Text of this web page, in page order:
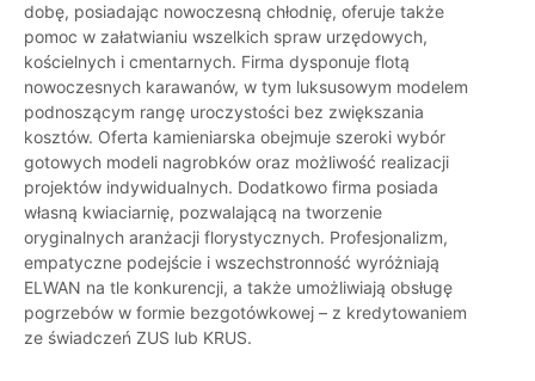
dobę, posiadając nowoczesną chłodnię, oferuje także
pomoc w załatwianiu wszelkich spraw urzędowych,
kościelnych i cmentarnych. Firma dysponuje flotą
nowoczesnych karawanów, w tym luksusowym modelem
podnoszącym rangę uroczystości bez zwiększania
kosztów. Oferta kamieniarska obejmuje szeroki wybór
gotowych modeli nagrobków oraz możliwość realizacji
projektów indywidualnych. Dodatkowo firma posiada
własną kwiaciarnię, pozwalającą na tworzenie
oryginalnych aranżacji florystycznych. Profesjonalizm,
empatyczne podejście i wszechstronność wyróżniają
ELWAN na tle konkurencji, a także umożliwiają obsługę
pogrzebów w formie bezgotówkowej – z kredytowaniem
ze świadczeń ZUS lub KRUS.